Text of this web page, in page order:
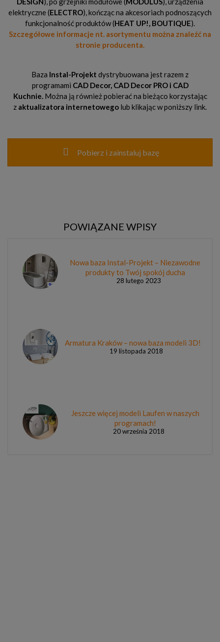
elektryczne (ELECTRO), kończąc na akcesoriach podnoszących
funkcjonalność produktów (HEAT UP!, BOUTIQUE).
Szczegółowe informacje nt. asortymentu można znaleźć na
stronie producenta.
Baza Instal-Projekt dystrybuowana jest razem z
programami CAD Decor, CAD Decor PRO i CAD
Kuchnie.Można ją również pobierać na bieżąco korzystając
z aktualizatora internetowego lub klikając w poniższy link.
Pobierz i zainstaluj bazę
POWIĄZANE WPISY
Nowa baza Instal-Projekt – Niezawodne
produkty to Twój spokój ducha
28 lutego 2023
Armatura Kraków – nowa baza modeli 3D!
19 listopada 2018
Jeszcze więcej modeli Laufen w naszych
programach!
20 września 2018